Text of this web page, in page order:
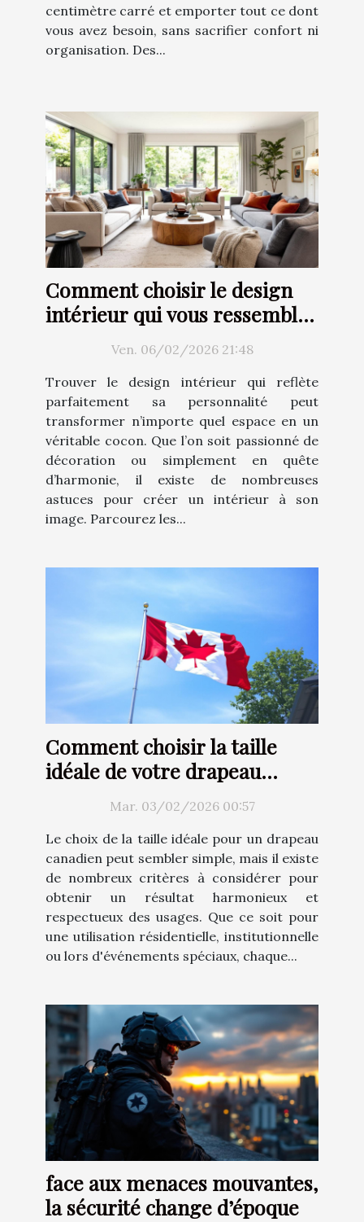
centimètre carré et emporter tout ce dont
vous avez besoin, sans sacrifier confort ni
organisation. Des...
Comment choisir le design
intérieur qui vous ressemble
Ven. 06/02/2026 21:48
Trouver le design intérieur qui reflète
parfaitement sa personnalité peut
transformer n’importe quel espace en un
véritable cocon. Que l’on soit passionné de
décoration ou simplement en quête
d’harmonie, il existe de nombreuses
astuces pour créer un intérieur à son
image. Parcourez les...
Comment choisir la taille
idéale de votre drapeau
canadien ?Mar. 03/02/2026 00:57
Le choix de la taille idéale pour un drapeau
canadien peut sembler simple, mais il existe
de nombreux critères à considérer pour
obtenir un résultat harmonieux et
respectueux des usages. Que ce soit pour
une utilisation résidentielle, institutionnelle
ou lors d'événements spéciaux, chaque...
face aux menaces mouvantes,
la sécurité change d’époque